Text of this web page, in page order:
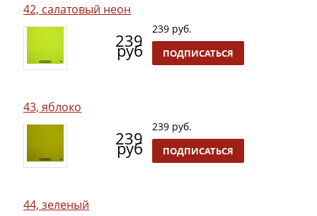
42, салатовый неон
239
руб
239 руб.
ПОДПИСАТЬСЯ
43, яблоко
239
руб
239 руб.
ПОДПИСАТЬСЯ
44, зеленый